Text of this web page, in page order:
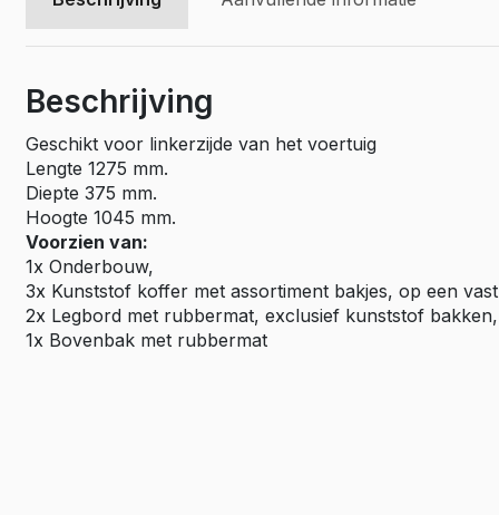
Beschrijving
Geschikt voor linkerzijde van het voertuig
Lengte 1275 mm.
Diepte 375 mm.
Hoogte 1045 mm.
Voorzien van:
1x Onderbouw,
3x Kunststof koffer met assortiment bakjes, op een
2x Legbord met rubbermat, exclusief kunststof bakken,
1x Bovenbak met rubbermat